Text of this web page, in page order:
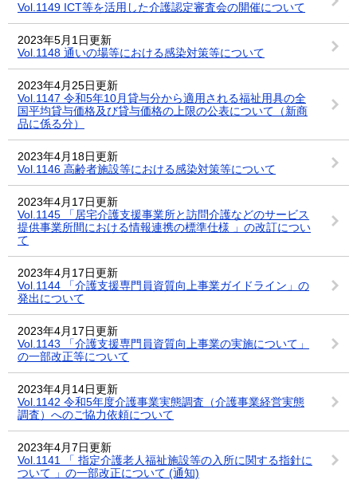
Vol.1149 ICT等を活用した介護認定審査会の開催について
2023年5月1日更新
Vol.1148 通いの場等における感染対策等について
2023年4月25日更新
Vol.1147 令和5年10月貸与分から適用される福祉用具の全
国平均貸与価格及び貸与価格の上限の公表について（新商
品に係る分）
2023年4月18日更新
Vol.1146 高齢者施設等における感染対策等について
2023年4月17日更新
Vol.1145 「居宅介護支援事業所と訪問介護などのサービス
提供事業所間における情報連携の標準仕様 」の改訂につい
て
2023年4月17日更新
Vol.1144 「介護支援専門員資質向上事業ガイドライン」の
発出について
2023年4月17日更新
Vol.1143 「介護支援専門員資質向上事業の実施について」
の一部改正等について
2023年4月14日更新
Vol.1142 令和5年度介護事業実態調査（介護事業経営実態
調査）へのご協力依頼について
2023年4月7日更新
Vol.1141 「 指定介護老人福祉施設等の入所に関する指針に
ついて 」の一部改正について (通知)